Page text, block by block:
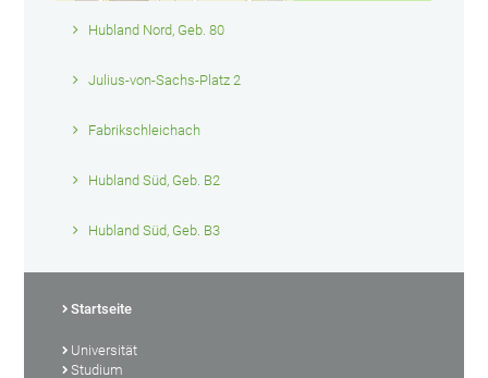
Hubland Nord, Geb. 80
Julius-von-Sachs-Platz 2
Fabrikschleichach
Hubland Süd, Geb. B2
Hubland Süd, Geb. B3
Startseite
Universität
Studium